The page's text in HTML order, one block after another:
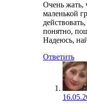
Очень жать,
маленькой
понятно,
Надеюсь,
Ответить